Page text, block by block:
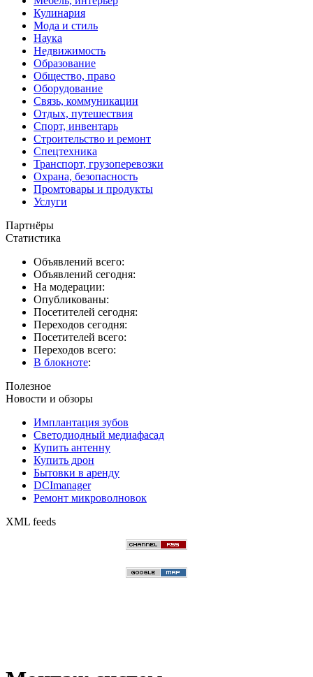
Кулинария
Мода и стиль
Наука
Недвижимость
Образование
Общество, право
Оборудование
Связь, коммуникации
Отдых, путешествия
Спорт, инвентарь
Строительство и ремонт
Спецтехника
Транспорт, грузоперевозки
Охрана, безопасность
Промтовары и продукты
Услуги
Партнёры
Статистика
Объявлений всего:
Объявлений сегодня:
На модерации:
Опубликованы:
Посетителей сегодня:
Переходов сегодня:
Посетителей всего:
Переходов всего:
В блокноте:
Полезное
Новости и обзоры
Имплантация зубов
Светодиодный медиафасад
Купить антенну
Купить дрон
Бытовки в аренду
DCImanager
Ремонт микроволновок
XML feeds